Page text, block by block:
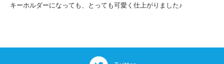
キーホルダーになっても、とっても可愛く仕上がりました♪